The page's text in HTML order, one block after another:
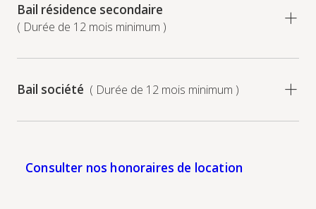
Bail résidence secondaire
( Durée de 12 mois minimum )
Bail société ( Durée de 12 mois minimum )
Consulter nos honoraires de location